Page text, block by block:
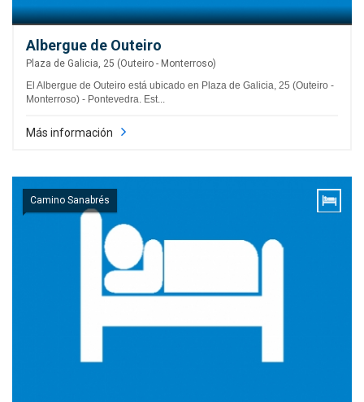
Albergue de Outeiro
Plaza de Galicia, 25 (Outeiro - Monterroso)
El Albergue de Outeiro está ubicado en Plaza de Galicia, 25 (Outeiro -
Monterroso) - Pontevedra. Est...
Más información
Camino Sanabrés